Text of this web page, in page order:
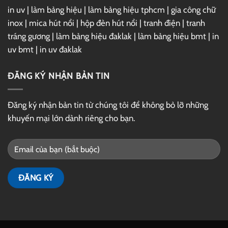
in uv | làm bảng hiệu | làm bảng hiệu tphcm | gia công chữ
inox | mica hút nổi | hộp đèn hút nổi | tranh điện | tranh
tráng gương | làm bảng hiệu đaklak | làm bảng hiệu bmt | in
uv bmt | in uv đaklak
ĐĂNG KÝ NHẬN BẢN TIN
Đăng ký nhận bản tin từ chúng tôi để không bỏ lỡ những
khuyến mại lớn dành riêng cho bạn.